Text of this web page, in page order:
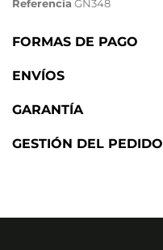
Referencia GN348
FORMAS DE PAGO
ENVÍOS
GARANTÍA
GESTIÓN DEL PEDIDO